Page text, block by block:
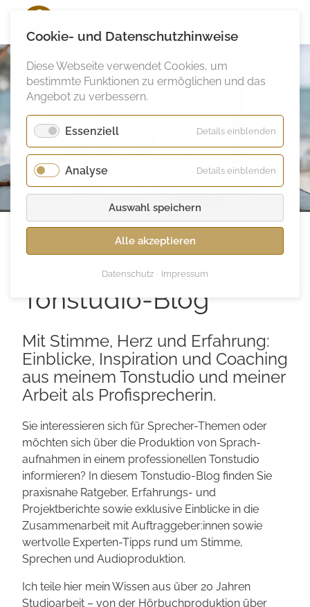
Ihr Sprecher- und
Tonstudio-Blog
Mit Stimme, Herz und Erfahrung:
Einblicke, Inspiration und Coaching
aus meinem Tonstudio und meiner
Arbeit als Profi­sprecherin.
Sie interessieren sich für Sprecher-Themen oder
möchten sich über die Produktion von Sprach­
aufnahmen in einem pro­fessionellen Tonstudio
informieren? In diesem Tonstudio-Blog finden Sie
praxisnahe Ratgeber, Erfahrungs- und
Projektberichte sowie exklusive Einblicke in die
Zusammenarbeit mit Auftrag­geber:innen sowie
wertvolle Experten-Tipps rund um Stimme,
Sprechen und Audio­produktion.
Ich teile hier mein Wissen aus über 20 Jahren
Studio­arbeit – von der Hörbuch­produktion über
Cookie- und Datenschutzhinweise
Diese Webseite verwendet Cookies, um
bestimmte Funktionen zu ermöglichen und das
Angebot zu verbessern.
Essenziell Details einblenden
Analyse Details einblenden
Analyse
Auswahl speichern
Alle akzeptieren
Datenschutz Impressum